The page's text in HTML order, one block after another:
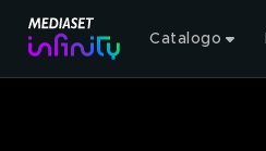
Catalogo